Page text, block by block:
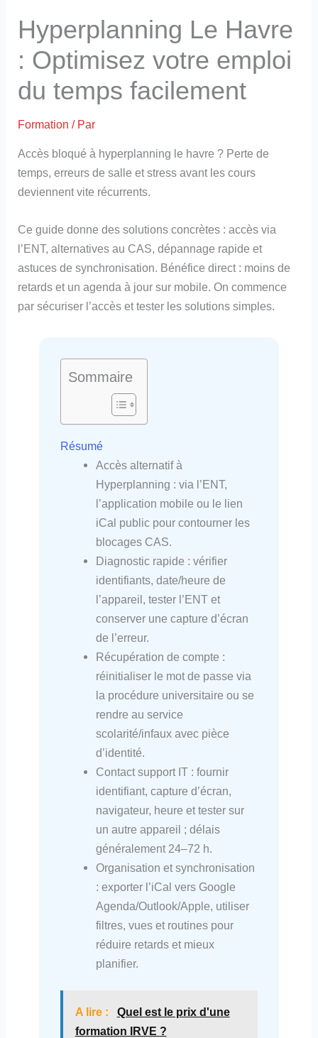
Hyperplanning Le Havre
: Optimisez votre emploi
du temps facilement
Formation / Par
Accès bloqué à hyperplanning le havre ? Perte de
temps, erreurs de salle et stress avant les cours
deviennent vite récurrents.
Ce guide donne des solutions concrètes : accès via
l’ENT, alternatives au CAS, dépannage rapide et
astuces de synchronisation. Bénéfice direct : moins de
retards et un agenda à jour sur mobile. On commence
par sécuriser l’accès et tester les solutions simples.
Sommaire
Résumé
Accès alternatif à
Hyperplanning : via l’ENT,
l’application mobile ou le lien
iCal public pour contourner les
blocages CAS.
Diagnostic rapide : vérifier
identifiants, date/heure de
l’appareil, tester l’ENT et
conserver une capture d’écran
de l’erreur.
Récupération de compte :
réinitialiser le mot de passe via
la procédure universitaire ou se
rendre au service
scolarité/infaux avec pièce
d’identité.
Contact support IT : fournir
identifiant, capture d’écran,
navigateur, heure et tester sur
un autre appareil ; délais
généralement 24–72 h.
Organisation et synchronisation
: exporter l’iCal vers Google
Agenda/Outlook/Apple, utiliser
filtres, vues et routines pour
réduire retards et mieux
planifier.
A lire :
Quel est le prix d'une
formation IRVE ?